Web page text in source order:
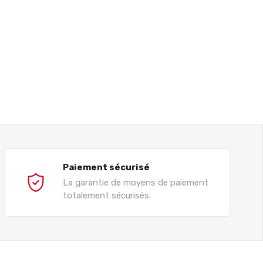
Paiement sécurisé
La garantie de moyens de paiement
totalement sécurisés.